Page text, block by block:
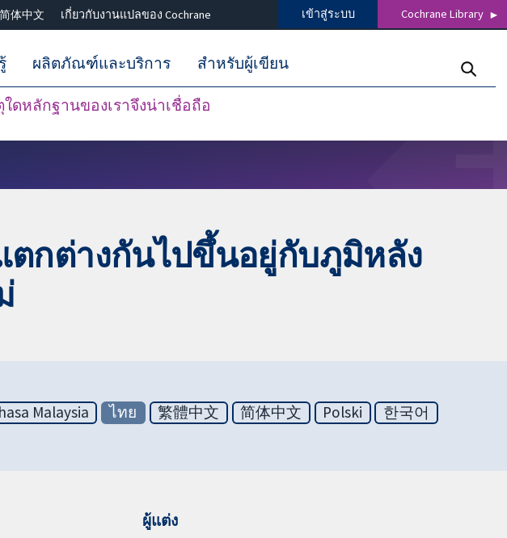
简体中文 เกี่ยวกับงานแปลของ Cochrane เข้าสู่ระบบ Cochrane Library
ใดหลักฐานของเราจึงน่าเชื่อถือ
ผลิตภัณฑ์และบริการ สำหรับผู้เขียน
ตกต่างกันไปขึ้นอยู่กับภูมิหลัง
Malaysia ไทย 繁體中文 简体中文 Polski
한국어
ผู้แต่ง